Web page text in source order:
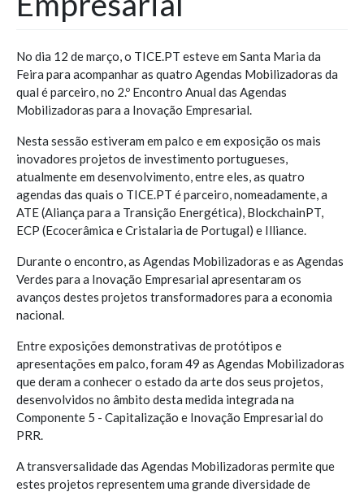
No dia 12 de março, o TICE.PT esteve em Santa Maria da
Feira para acompanhar as quatro Agendas Mobilizadoras da
qual é parceiro, no 2.º Encontro Anual das Agendas
Mobilizadoras para a Inovação Empresarial.
Nesta sessão estiveram em palco e em exposição os mais
inovadores projetos de investimento portugueses,
atualmente em desenvolvimento, entre eles, as quatro
agendas das quais o TICE.PT é parceiro, nomeadamente, a
ATE (Aliança para a Transição Energética), BlockchainPT,
ECP (Ecocerâmica e Cristalaria de Portugal) e Illiance.
Durante o encontro, as Agendas Mobilizadoras e as Agendas
Verdes para a Inovação Empresarial apresentaram os
avanços destes projetos transformadores para a economia
nacional.
Entre exposições demonstrativas de protótipos e
apresentações em palco, foram 49 as Agendas Mobilizadoras
que deram a conhecer o estado da arte dos seus projetos,
desenvolvidos no âmbito desta medida integrada na
Componente 5 - Capitalização e Inovação Empresarial do
PRR.
A transversalidade das Agendas Mobilizadoras permite que
estes projetos representem uma grande diversidade de